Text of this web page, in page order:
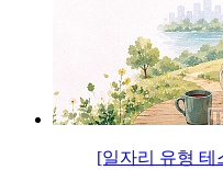
[일자리 유형 테